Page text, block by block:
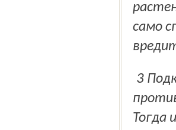
само
3 Подкормки нужны именно сейчас, чтобы
Тогда